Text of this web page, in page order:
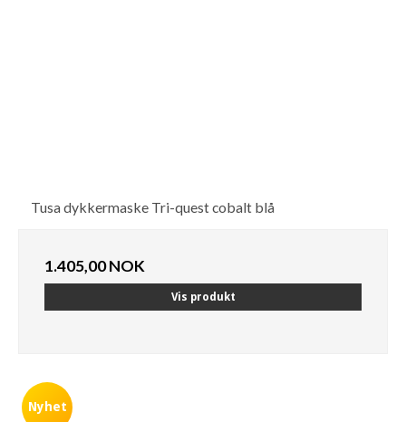
Tusa dykkermaske Tri-quest cobalt blå
1.405,00 NOK
Vis produkt
Nyhet